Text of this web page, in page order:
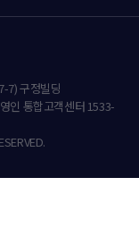
7) 구정빌딩
영인 통합고객센터 1533-